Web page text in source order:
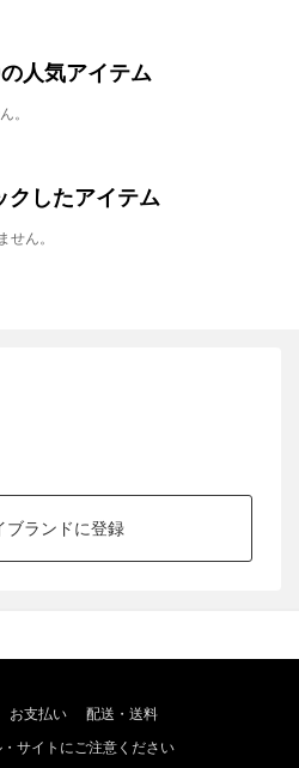
人気アイテム
。
クしたアイテム
ん。
ブランドに登録
お支払い
配送・送料
サイトにご注意ください